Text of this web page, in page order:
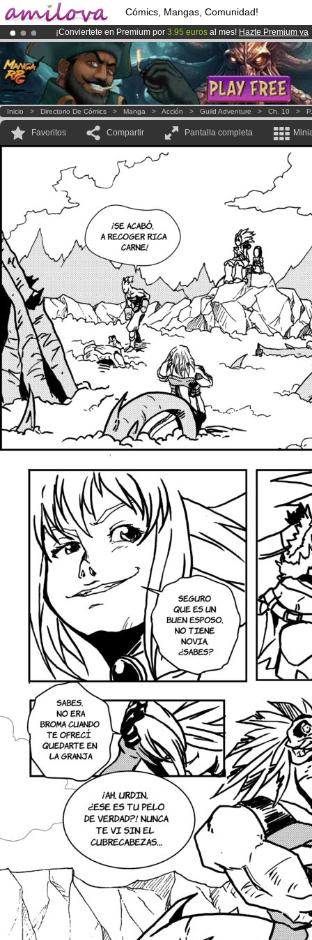
Cómics, Mangas, Comunidad!
¡Conviertete en Premium por 3.95 euros al mes! Hazte Premium ya
¡Ya tenemos 134393miembrosy 1208Cómics y Mangas!.
El Kickstarter Amilova está desormado lanzado!.
Inicio > Directorio De Cómics > Manga > Acción > Guild Adventure > Ch. 10 >
Favoritos Compartir Pantalla completa